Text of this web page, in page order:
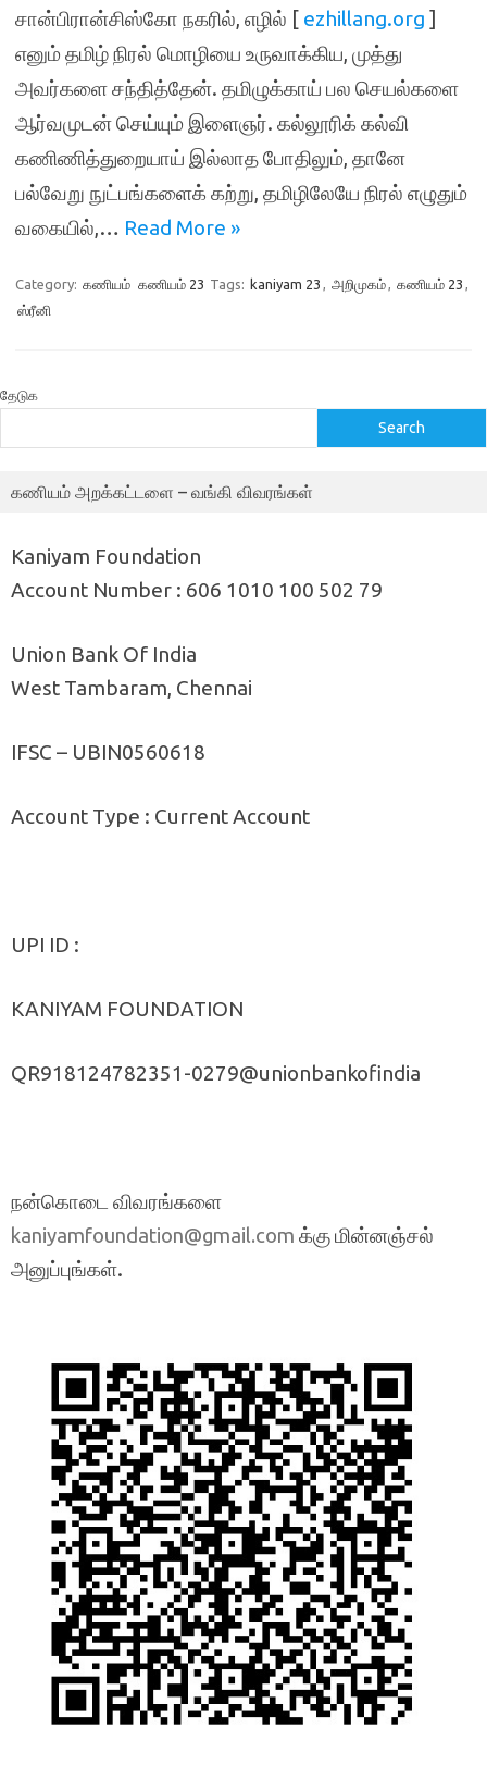
சான்பிரான்சிஸ்கோ நகரில், எழில் [ ezhillang.org ]
எனும் தமிழ் நிரல் மொழியை உருவாக்கிய, முத்து
அவர்களை சந்தித்தேன். தமிழுக்காய் பல செயல்களை
ஆர்வமுடன் செய்யும் இளைஞர். கல்லூரிக் கல்வி
கணிணித்துறையாய் இல்லாத போதிலும், தானே
பல்வேறு நுட்பங்களைக் கற்று, தமிழிலேயே நிரல் எழுதும்
வகையில்,… Read More »
Category: கணியம் கணியம் 23 Tags: kaniyam 23 , அறிமுகம், கணியம் 23 ,
ஸ்ரீனி
தேடுக
Search
கணியம் அறக்கட்டளை – வங்கி விவரங்கள்
Kaniyam Foundation
Account Number : 606 1010 100 502 79
Union Bank Of India
West Tambaram, Chennai
IFSC – UBIN0560618
Account Type : Current Account
UPI ID :
KANIYAM FOUNDATION
QR918124782351-0279@unionbankofindia
நன்கொடை விவரங்களை
kaniyamfoundation@gmail.com க்கு மின்னஞ்சல்
அனுப்புங்கள்.